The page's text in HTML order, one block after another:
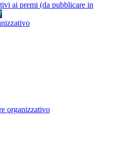
ai premi (da pubblicare in
organizzativo